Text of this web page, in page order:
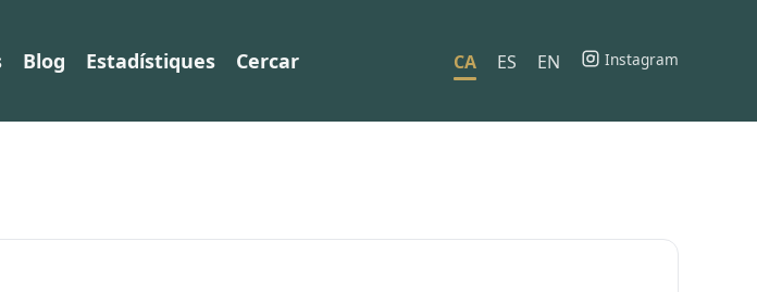
Blog Estadístiques Cercar CA ES EN Instagram